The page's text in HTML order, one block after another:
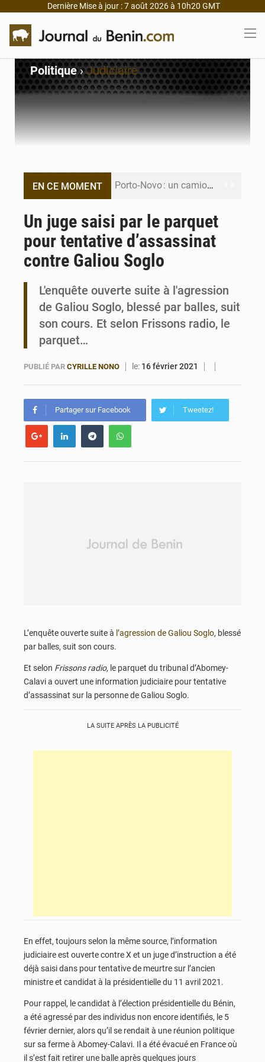
Dernière Mise à jour : 7 août 2026 à 10h20 GMT
Politique›Judiciaire
EN CE MOMENT Porto‑Novo : un camion de produits pétroliers embrase Avakpa
Bénin : Djogbénou inspecte le chantier du siège de l’Assemblée
Bénin : Le CEG La Verdure de Ouèdo fait sa mue pour la rentrée
Un juge saisi par le parquet
pour tentative d’assassinat
contre Galiou Soglo
L'enquête ouverte suite à l'agression
de Galiou Soglo, blessé par balles, suit
son cours. Et selon Frissons radio, le
parquet…
PUBLIÉ PAR CYRILLE NONO le: 16 février 2021
Partager sur Facebook Tweetez!
L’enquête ouverte suite à l’agression de Galiou Soglo, blessé
par balles, suit son cours.
Et selon Frissons radio, le parquet du tribunal d’Abomey-
Calavi a ouvert une information judiciaire pour tentative
d’assassinat sur la personne de Galiou Soglo.
LA SUITE APRÈS LA PUBLICITÉ
En effet, toujours selon la même source, l’information
judiciaire est ouverte contre X et un juge d’instruction a été
déjà saisi dans pour tentative de meurtre sur l’ancien
ministre et candidat à la présidentielle du 11 avril 2021.
Pour rappel, le candidat à l’élection présidentielle du Bénin,
a été agressé par des individus non encore identifiés, le 5
février dernier, alors qu’il se rendait à une réunion politique
sur sa ferme à Abomey-Calavi. Il a été évacué en France où
il s’est fait retirer une balle après quelques jours